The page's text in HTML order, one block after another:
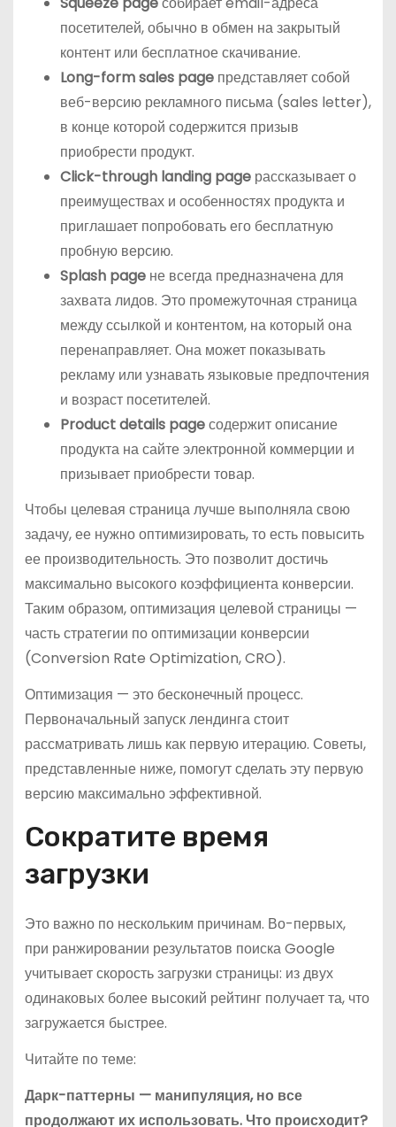
посетителей, обычно в обмен на закрытый
контент или бесплатное скачивание.
Long-form sales pageпредставляет собой
веб-версию рекламного письма (sales letter),
в конце которой содержится призыв
приобрести продукт.
Click-through landing pageрассказывает о
преимуществах и особенностях продукта и
приглашает попробовать его бесплатную
пробную версию.
Splash pageне всегда предназначена для
захвата лидов. Это промежуточная страница
между ссылкой и контентом, на который она
перенаправляет. Она может показывать
рекламу или узнавать языковые предпочтения
и возраст посетителей.
Product details pageсодержит описание
продукта на сайте электронной коммерции и
призывает приобрести товар.
Чтобы целевая страница лучше выполняла свою
задачу, ее нужно оптимизировать, то есть повысить
ее производительность. Это позволит достичь
максимально высокого коэффициента конверсии.
Таким образом, оптимизация целевой страницы —
часть стратегии по оптимизации конверсии
(Conversion Rate Optimization, CRO).
Оптимизация — это бесконечный процесс.
Первоначальный запуск лендинга стоит
рассматривать лишь как первую итерацию. Советы,
представленные ниже, помогут сделать эту первую
версию максимально эффективной.
Сократите время
загрузки
Это важно по нескольким причинам. Во-первых,
при ранжировании результатов поиска Google
учитывает скорость загрузки страницы: из двух
одинаковых более высокий рейтинг получает та, что
загружается быстрее.
Читайте по теме:
Дарк-паттерны — манипуляция, но все
продолжают их использовать. Что происходит?